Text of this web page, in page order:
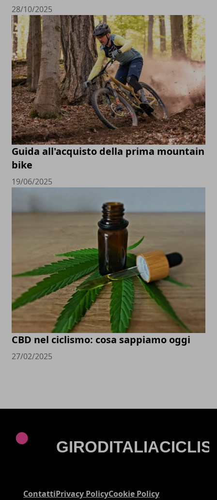
28/10/2025
Guida all'acquisto della prima mountain
bike
19/06/2025
CBD nel ciclismo: cosa sappiamo oggi
27/02/2025
ContattiPrivacy PolicyCookie Policy